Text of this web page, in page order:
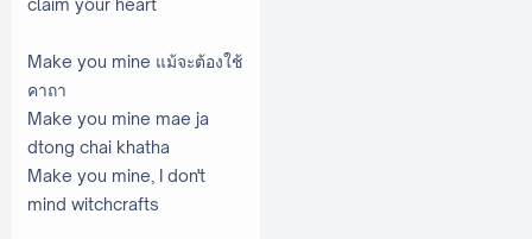
Make you mine แม้จะต้องใช้
คาถา
Make you mine mae ja
dtong chai khatha
Make you mine, I don't
mind witchcrafts